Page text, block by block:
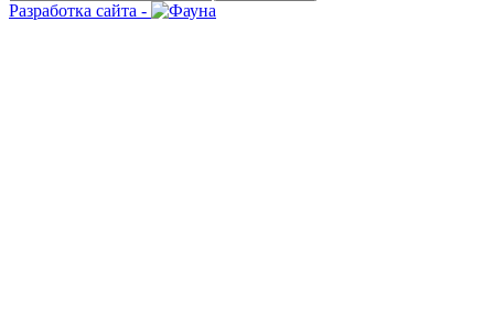
Разработка сайта -